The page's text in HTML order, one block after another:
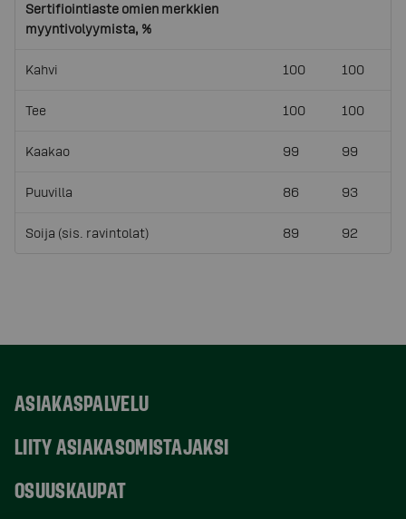
Sertifiointiaste omien merkkien
myyntivolyymista, %
Kahvi 100 100
Tee 100 100
Kaakao 99 99
Puuvilla 86 93
Soija (sis. ravintolat) 89 92
ASIAKASPALVELU
LIITY ASIAKASOMISTAJAKSI
OSUUSKAUPAT